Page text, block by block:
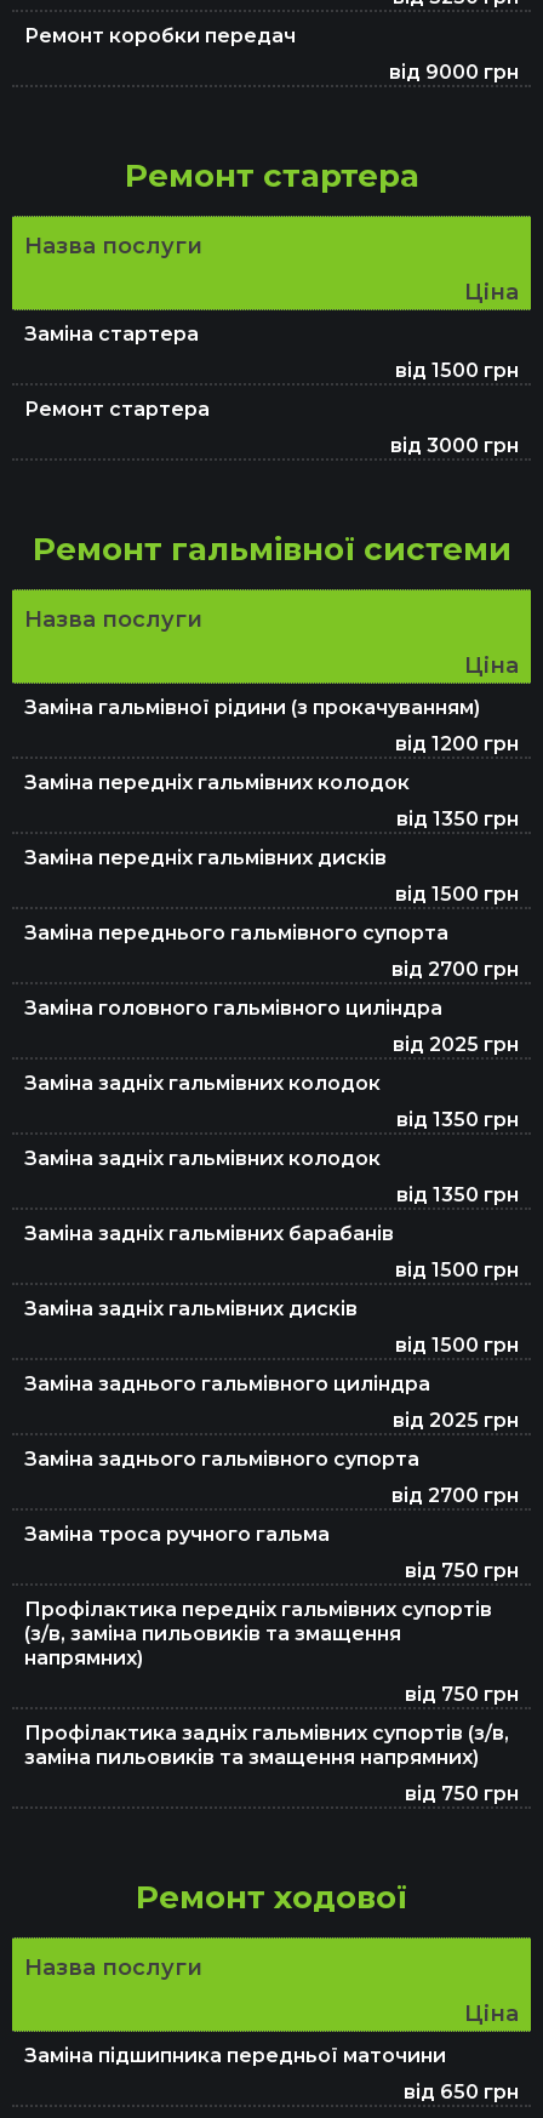
Ремонт коробки передач
від 9000 грн
Ремонт стартера
Назва послуги
Ціна
Заміна стартера
від 1500 грн
Ремонт стартера
від 3000 грн
Ремонт гальмівної системи
Назва послуги
Ціна
Заміна гальмівної рідини (з прокачуванням)
від 1200 грн
Заміна передніх гальмівних колодок
від 1350 грн
Заміна передніх гальмівних дисків
від 1500 грн
Заміна переднього гальмівного супорта
від 2700 грн
Заміна головного гальмівного циліндра
від 2025 грн
Заміна задніх гальмівних колодок
від 1350 грн
Заміна задніх гальмівних колодок
від 1350 грн
Заміна задніх гальмівних барабанів
від 1500 грн
Заміна задніх гальмівних дисків
від 1500 грн
Заміна заднього гальмівного циліндра
від 2025 грн
Заміна заднього гальмівного супорта
від 2700 грн
Заміна троса ручного гальма
від 750 грн
Профілактика передніх гальмівних супортів
(з/в, заміна пильовиків та змащення
напрямних)
від 750 грн
Профілактика задніх гальмівних супортів (з/в,
заміна пильовиків та змащення напрямних)
від 750 грн
Ремонт ходової
Назва послуги
Ціна
Заміна підшипника передньої маточини
від 650 грн